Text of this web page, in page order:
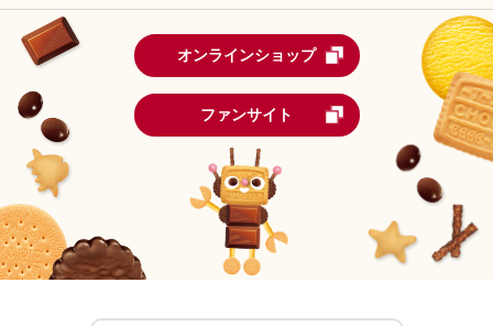
オンラインショップ
ファンサイト